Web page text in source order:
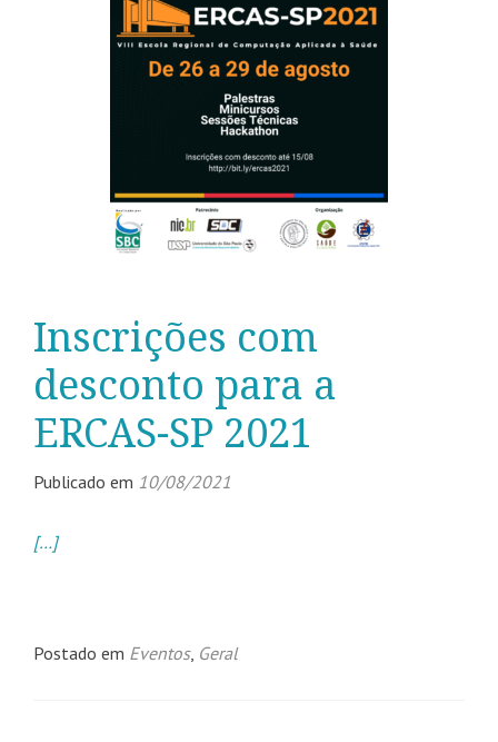
Inscrições com
desconto para a
ERCAS-SP 2021
Publicado em 10/08/2021
[…]
Postado em Eventos, Geral